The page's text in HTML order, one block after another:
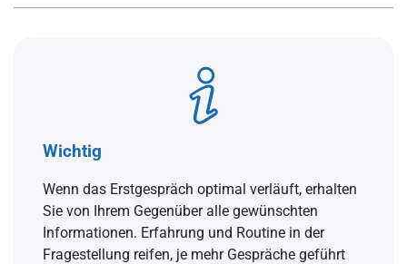
Wichtig
Wenn das Erstgespräch optimal verläuft, erhalten
Sie von Ihrem Gegenüber alle gewünschten
Informationen. Erfahrung und Routine in der
Fragestellung reifen, je mehr Gespräche geführt